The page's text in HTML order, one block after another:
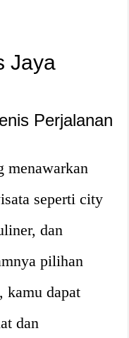
Jaya
Perjalanan
menawarkan
seperti city
dan
pilihan
kamu dapat
dan